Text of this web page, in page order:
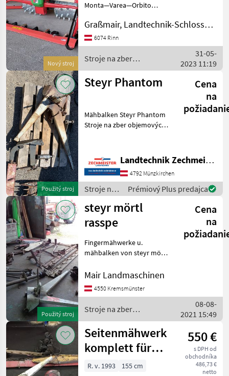
Nový stroj
Monta—Varea—Orbito
240cm sehr leichtgängiges
Doppelmessermähwerk
Antrieb mittels Keilriemen
als Überlastschutz mass
Graßmair, Landtechnik-Schlosserei GmbH
6074 Rinn
Stroje na zber
objemových krmív /
Rapid
31-05-
2023 11:19
Použitý stroj
Steyr Phantom
Cena
na
Mähbalken Steyr Phantom
Stroje na zber objemových
kosačky
Landtechnik Zechmeister GmbH & Co KG
4792 Münzkirchen
Stroje na
zber
objemových
krmív /
Steyr
Prémiový Plus predajca
Použitý stroj
steyr mörtl
rasspe
Cena
na
Fingermähwerke u.
mähbalken von steyr mört
preise auf anfrage MAIR
Kremsmünster Stroje na
Prsto
Mair Landmaschinen
4550 Kremsmünster
Stroje na zber
objemových krmív / Steyr
08-08-
2021 15:49
Seitenmähwerk
komplett für
Steyr 948 A
550 €
s DPH od
obchodníka
486,73 €
netto
R. v. 1993
155 cm